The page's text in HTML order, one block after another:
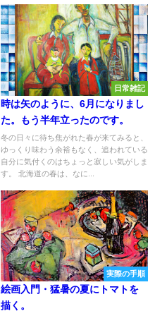
日常雑記
時は矢のように、6月になりまし
た。もう半年立ったのです。
冬の日々に待ち焦がれた春が来てみると、
ゆっくり味わう余裕もなく、追われている
自分に気付くのはちょっと寂しい気がしま
す。 北海道の春は、なに...
実際の手順
絵画入門・猛暑の夏にトマトを
描く。